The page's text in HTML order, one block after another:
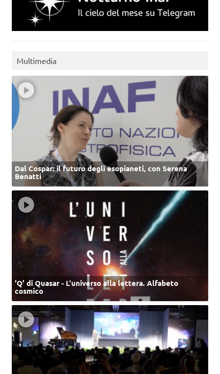
Multimedia
Dal Cospar: il futuro degli esopianeti, con Serena
Benatti
‘Q’ di Quasar - L'universo alla lettera. Alfabeto
cosmico